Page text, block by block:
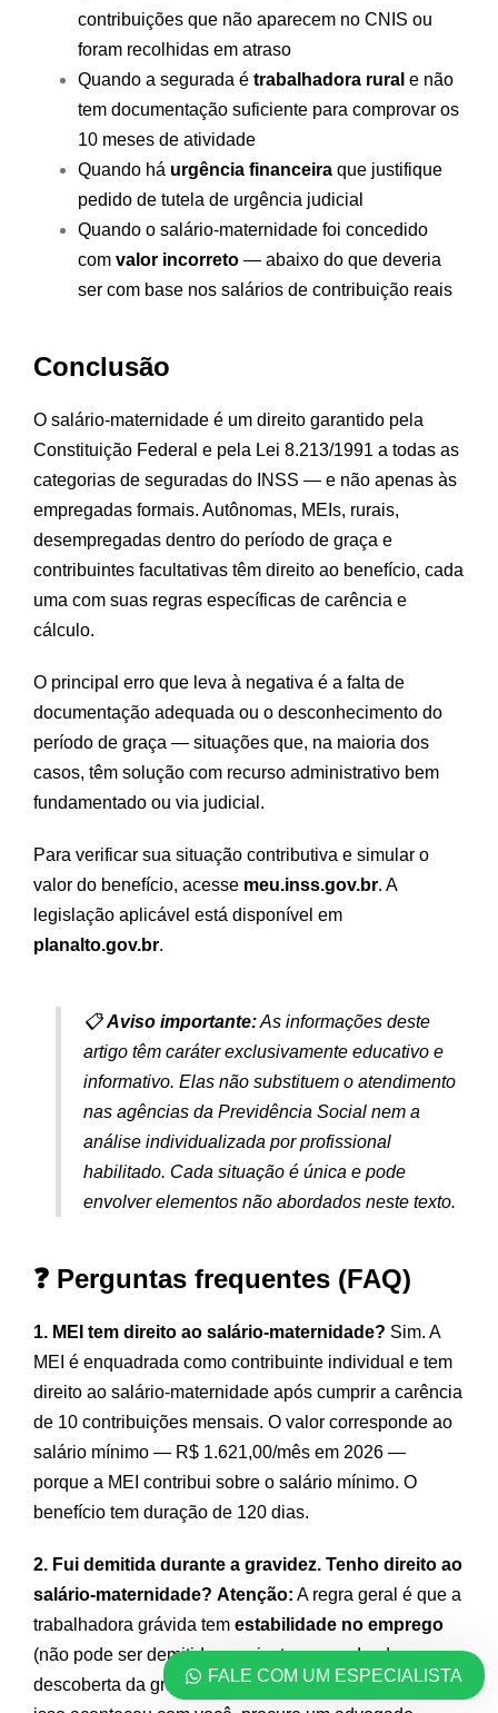
contribuições que não aparecem no CNIS ou
foram recolhidas em atraso
Quando a segurada é trabalhadora rural e não
tem documentação suficiente para comprovar os
10 meses de atividade
Quando há urgência financeira que justifique
pedido de tutela de urgência judicial
Quando o salário-maternidade foi concedido
com valor incorreto — abaixo do que deveria
ser com base nos salários de contribuição reais
Conclusão
O salário-maternidade é um direito garantido pela
Constituição Federal e pela Lei 8.213/1991 a todas as
categorias de seguradas do INSS — e não apenas às
empregadas formais. Autônomas, MEIs, rurais,
desempregadas dentro do período de graça e
contribuintes facultativas têm direito ao benefício, cada
uma com suas regras específicas de carência e
cálculo.
O principal erro que leva à negativa é a falta de
documentação adequada ou o desconhecimento do
período de graça — situações que, na maioria dos
casos, têm solução com recurso administrativo bem
fundamentado ou via judicial.
Para verificar sua situação contributiva e simular o
valor do benefício, acesse meu.inss.gov.br. A
legislação aplicável está disponível em
planalto.gov.br.
📋Aviso importante:As informações deste
artigo têm caráter exclusivamente educativo e
informativo. Elas não substituem o atendimento
nas agências da Previdência Social nem a
análise individualizada por profissional
habilitado. Cada situação é única e pode
envolver elementos não abordados neste texto.
❓ Perguntas frequentes (FAQ)
1. MEI tem direito ao salário-maternidade? Sim. A
MEI é enquadrada como contribuinte individual e tem
direito ao salário-maternidade após cumprir a carência
de 10 contribuições mensais. O valor corresponde ao
salário mínimo — R$ 1.621,00/mês em 2026 —
porque a MEI contribui sobre o salário mínimo. O
benefício tem duração de 120 dias.
2. Fui demitida durante a gravidez. Tenho direito ao
salário-maternidade? Atenção: A regra geral é que a
trabalhadora grávida tem estabilidade no emprego
(não pode ser demitida sem justa causa desde a
descoberta da gravidez até 5 meses após o parto). Se
FALE COM UM ESPECIALISTA